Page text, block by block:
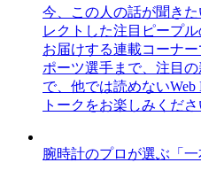
今、この人の話が聞き
レクトした注目ピープ
お届けする連載コーナ
ポーツ選手まで、注目
で、他では読めない
トークをお楽しみくださ
腕時計のプロが選ぶ「一